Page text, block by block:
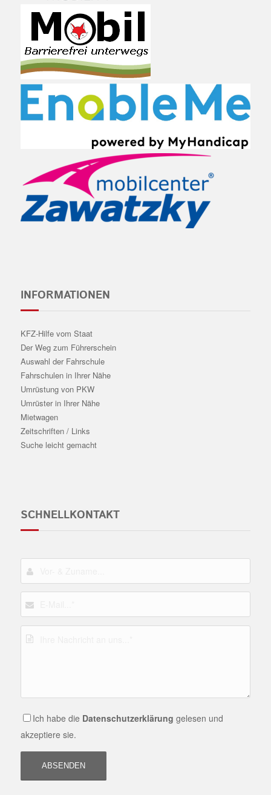
INFORMATIONEN
KFZ-Hilfe vom Staat
Der Weg zum Führerschein
Auswahl der Fahrschule
Fahrschulen in Ihrer Nähe
Umrüstung von PKW
Umrüster in Ihrer Nähe
Mietwagen
Zeitschriften / Links
Suche leicht gemacht
SCHNELLKONTAKT
Ich habe die Datenschutzerklärung gelesen und
akzeptiere sie.